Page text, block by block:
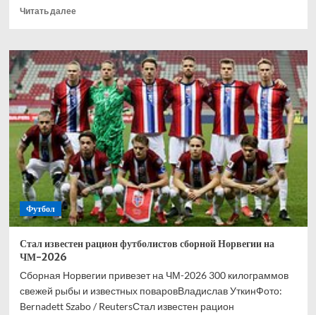
Читать далееПрочитать
Бывший
игрок
сборной
Англии
охарактеризовал
обстановку
на
ЧМ-2026
тремя
словами
Футбол
Стал известен рацион футболистов сборной Норвегии на
ЧМ-2026
Сборная Норвегии привезет на ЧМ-2026 300 килограммов
свежей рыбы и известных поваровВладислав УткинФото:
Bernadett Szabo / ReutersСтал известен рацион